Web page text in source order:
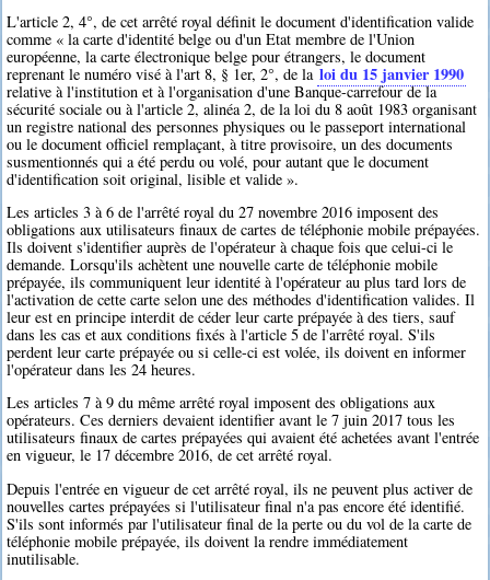
L'article 2, 4°, de cet arrêté royal définit le document d'identification valide
comme « la carte d'identité belge ou d'un Etat membre de l'Union
européenne, la carte électronique belge pour étrangers, le document
reprenant le numéro visé à l'art 8, § 1er, 2°, de la loi du 15 janvier 1990
relative à l'institution et à l'organisation d'une Banque-carrefour de la
sécurité sociale ou à l'article 2, alinéa 2, de la loi du 8 août 1983 organisant
un registre national des personnes physiques ou le passeport international
ou le document officiel remplaçant, à titre provisoire, un des documents
susmentionnés qui a été perdu ou volé, pour autant que le document
d'identification soit original, lisible et valide ».
Les articles 3 à 6 de l'arrêté royal du 27 novembre 2016 imposent des
obligations aux utilisateurs finaux de cartes de téléphonie mobile prépayées.
Ils doivent s'identifier auprès de l'opérateur à chaque fois que celui-ci le
demande. Lorsqu'ils achètent une nouvelle carte de téléphonie mobile
prépayée, ils communiquent leur identité à l'opérateur au plus tard lors de
l'activation de cette carte selon une des méthodes d'identification valides. Il
leur est en principe interdit de céder leur carte prépayée à des tiers, sauf
dans les cas et aux conditions fixés à l'article 5 de l'arrêté royal. S'ils
perdent leur carte prépayée ou si celle-ci est volée, ils doivent en informer
l'opérateur dans les 24 heures.
Les articles 7 à 9 du même arrêté royal imposent des obligations aux
opérateurs. Ces derniers devaient identifier avant le 7 juin 2017 tous les
utilisateurs finaux de cartes prépayées qui avaient été achetées avant l'entrée
en vigueur, le 17 décembre 2016, de cet arrêté royal.
Depuis l'entrée en vigueur de cet arrêté royal, ils ne peuvent plus activer de
nouvelles cartes prépayées si l'utilisateur final n'a pas encore été identifié.
S'ils sont informés par l'utilisateur final de la perte ou du vol de la carte de
téléphonie mobile prépayée, ils doivent la rendre immédiatement
inutilisable.